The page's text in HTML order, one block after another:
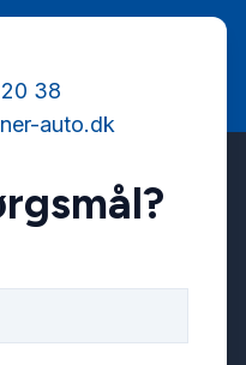
38
auto.dk